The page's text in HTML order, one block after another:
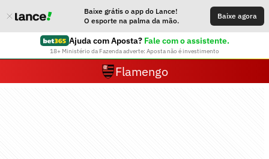
Baixe grátis o app do Lance!
O esporte na palma da mão.
Baixe agora
Ajuda com Aposta? Fale com o assistente.
18+ Ministério da Fazenda adverte: Aposta não é investimento
Flamengo